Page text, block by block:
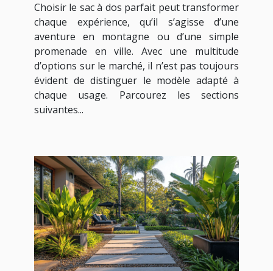
Choisir le sac à dos parfait peut transformer
chaque expérience, qu’il s’agisse d’une
aventure en montagne ou d’une simple
promenade en ville. Avec une multitude
d’options sur le marché, il n’est pas toujours
évident de distinguer le modèle adapté à
chaque usage. Parcourez les sections
suivantes...